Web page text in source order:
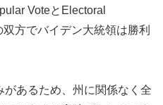
VoteとElectoral
方でバイデン大統領は勝利
あるため、州に関係なく全